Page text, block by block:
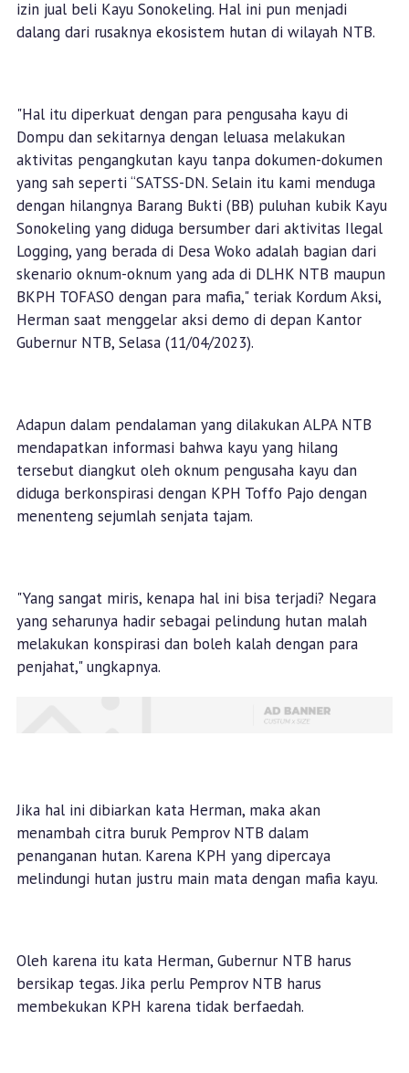
izin jual beli Kayu Sonokeling. Hal ini pun menjadi
dalang dari rusaknya ekosistem hutan di wilayah NTB.
"Hal itu diperkuat dengan para pengusaha kayu di
Dompu dan sekitarnya dengan leluasa melakukan
aktivitas pengangkutan kayu tanpa dokumen-dokumen
yang sah seperti “SATSS-DN. Selain itu kami menduga
dengan hilangnya Barang Bukti (BB) puluhan kubik Kayu
Sonokeling yang diduga bersumber dari aktivitas Ilegal
Logging, yang berada di Desa Woko adalah bagian dari
skenario oknum-oknum yang ada di DLHK NTB maupun
BKPH TOFASO dengan para mafia," teriak Kordum Aksi,
Herman saat menggelar aksi demo di depan Kantor
Gubernur NTB, Selasa (11/04/2023).
Adapun dalam pendalaman yang dilakukan ALPA NTB
mendapatkan informasi bahwa kayu yang hilang
tersebut diangkut oleh oknum pengusaha kayu dan
diduga berkonspirasi dengan KPH Toffo Pajo dengan
menenteng sejumlah senjata tajam.
"Yang sangat miris, kenapa hal ini bisa terjadi? Negara
yang seharunya hadir sebagai pelindung hutan malah
melakukan konspirasi dan boleh kalah dengan para
penjahat," ungkapnya.
Jika hal ini dibiarkan kata Herman, maka akan
menambah citra buruk Pemprov NTB dalam
penanganan hutan. Karena KPH yang dipercaya
melindungi hutan justru main mata dengan mafia kayu.
Oleh karena itu kata Herman, Gubernur NTB harus
bersikap tegas. Jika perlu Pemprov NTB harus
membekukan KPH karena tidak berfaedah.